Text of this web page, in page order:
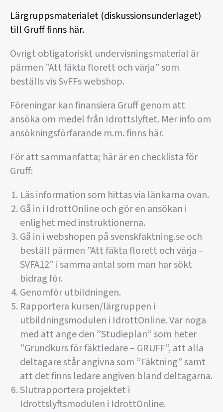
Lärgruppsmaterialet (diskussionsunderlaget)
till Gruff finns här.
Övrigt obligatoriskt undervisningsmaterial är
pärmen ”Att fäkta florett och värja” som
beställs vis SvFFs webshop.
Föreningar kan finansiera Gruff genom att
ansöka om medel från Idrottslyftet. Mer info om
ansökningsförfarande m.m. finns här.
För att sammanfatta; här är en checklista för
Gruff:
Läs information som hittas via länkarna ovan.
Gå in i IdrottOnline och gör en ansökan i
enlighet med instruktionerna.
Gå in i webshopen på svenskfaktning.se och
beställ pärmen ”Att fäkta florett och värja –
SVFA12” i samma antal som man har sökt
bidrag för.
Genomför utbildningen.
Rapportera kursen/lärgruppen i
utbildningsmodulen i IdrottOnline. Var noga
med att ange den ”Studieplan” som heter
”Grundkurs för fäktledare – GRUFF”, att alla
deltagare står angivna som ”Fäktning” samt
att det finns ledare angiven bland deltagarna.
Slutrapportera projektet i
Idrottslyftsmodulen i IdrottOnline.